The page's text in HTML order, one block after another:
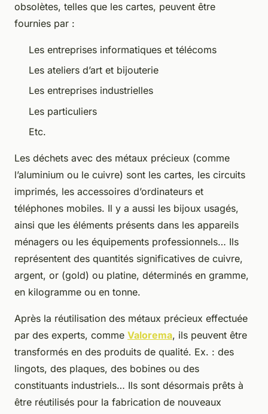
obsolètes, telles que les cartes, peuvent être
fournies par :
Les entreprises informatiques et télécoms
Les ateliers d’art et bijouterie
Les entreprises industrielles
Les particuliers
Etc.
Les déchets avec des métaux précieux (comme
l’aluminium ou le cuivre) sont les cartes, les circuits
imprimés, les accessoires d’ordinateurs et
téléphones mobiles. Il y a aussi les bijoux usagés,
ainsi que les éléments présents dans les appareils
ménagers ou les équipements professionnels… Ils
représentent des quantités significatives de cuivre,
argent, or (gold) ou platine, déterminés en gramme,
en kilogramme ou en tonne.
Après la réutilisation des métaux précieux effectuée
par des experts, comme Valorema, ils peuvent être
transformés en des produits de qualité. Ex. : des
lingots, des plaques, des bobines ou des
constituants industriels… Ils sont désormais prêts à
être réutilisés pour la fabrication de nouveaux